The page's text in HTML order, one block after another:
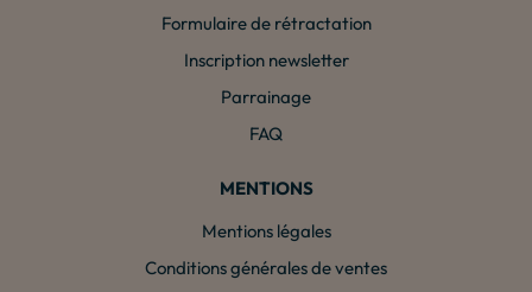
Formulaire de rétractation
Inscription newsletter
Parrainage
FAQ
MENTIONS
Mentions légales
Conditions générales de ventes